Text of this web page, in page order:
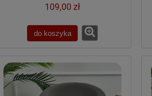
109,00 zł
do koszyka